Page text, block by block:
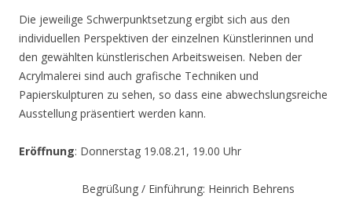
Die jeweilige Schwerpunktsetzung ergibt sich aus den
individuellen Perspektiven der einzelnen Künstlerinnen und
den gewählten künstlerischen Arbeitsweisen. Neben der
Acrylmalerei sind auch grafische Techniken und
Papierskulpturen zu sehen, so dass eine abwechslungsreiche
Ausstellung präsentiert werden kann.
Eröffnung: Donnerstag 19.08.21, 19.00 Uhr
Begrüßung / Einführung: Heinrich Behrens